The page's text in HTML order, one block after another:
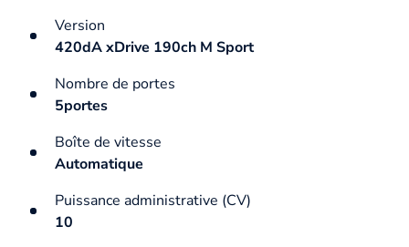
Version
420dA xDrive 190ch M Sport
Nombre de portes
5portes
Boîte de vitesse
Automatique
Puissance administrative (CV)
10